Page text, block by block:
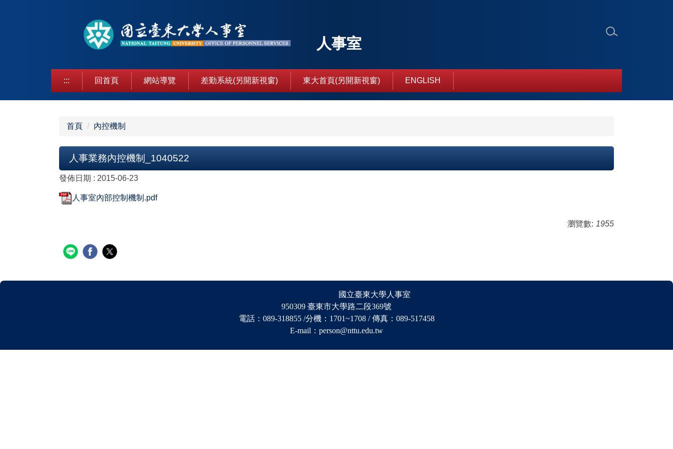
人事室
::: 回首頁 網站導覽 差勤系統(另開新視窗) 東大首頁(另開新視窗) ENGLISH
首頁 內控機制
人事業務內控機制_1040522
發佈日期 : 2015-06-23
人事室內部控制機制.pdf
瀏覽數: 1955
國立臺東大學人事室
950309 臺東市大學路二段369號
電話：089-318855 /分機： 1701~1708 / 傳真：089-517458
E-mail：person@nttu.edu.tw